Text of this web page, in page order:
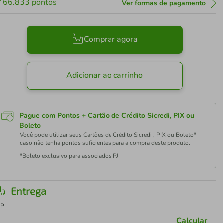
66.833 pontos Ver formas de pagamento
Comprar agora
Adicionar ao carrinho
Pague com Pontos + Cartão de Crédito Sicredi, PIX ou
Boleto
Você pode utilizar seus Cartões de Crédito Sicredi , PIX ou Boleto*
caso não tenha pontos suficientes para a compra deste produto.
*Boleto exclusivo para associados PJ
Entrega
Calcular